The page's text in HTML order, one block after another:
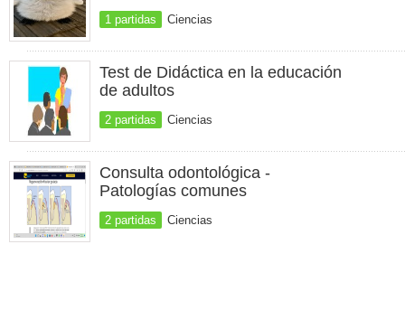
1 partidas Ciencias
Test de Didáctica en la educación
de adultos
2 partidas Ciencias
Consulta odontológica -
Patologías comunes
2 partidas Ciencias